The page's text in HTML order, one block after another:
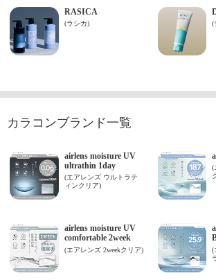
カラコンブランド一覧